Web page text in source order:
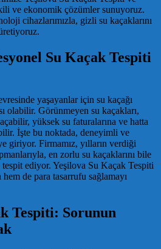
ve ekonomik çözümler sunuyoruz.
cihazlarımızla, gizli su kaçaklarını
Su Kaçak Tespiti
yaşayanlar için su kaçağı
olabilir. Görünmeyen su kaçakları,
yüksek su faturalarına ve hatta
İşte bu noktada, deneyimli ve
giriyor. Firmamız, yılların verdiği
en zorlu su kaçaklarını bile
ediyor. Yeşilova Su Kaçak Tespiti
de para tasarrufu sağlamayı
Tespiti: Sorunun